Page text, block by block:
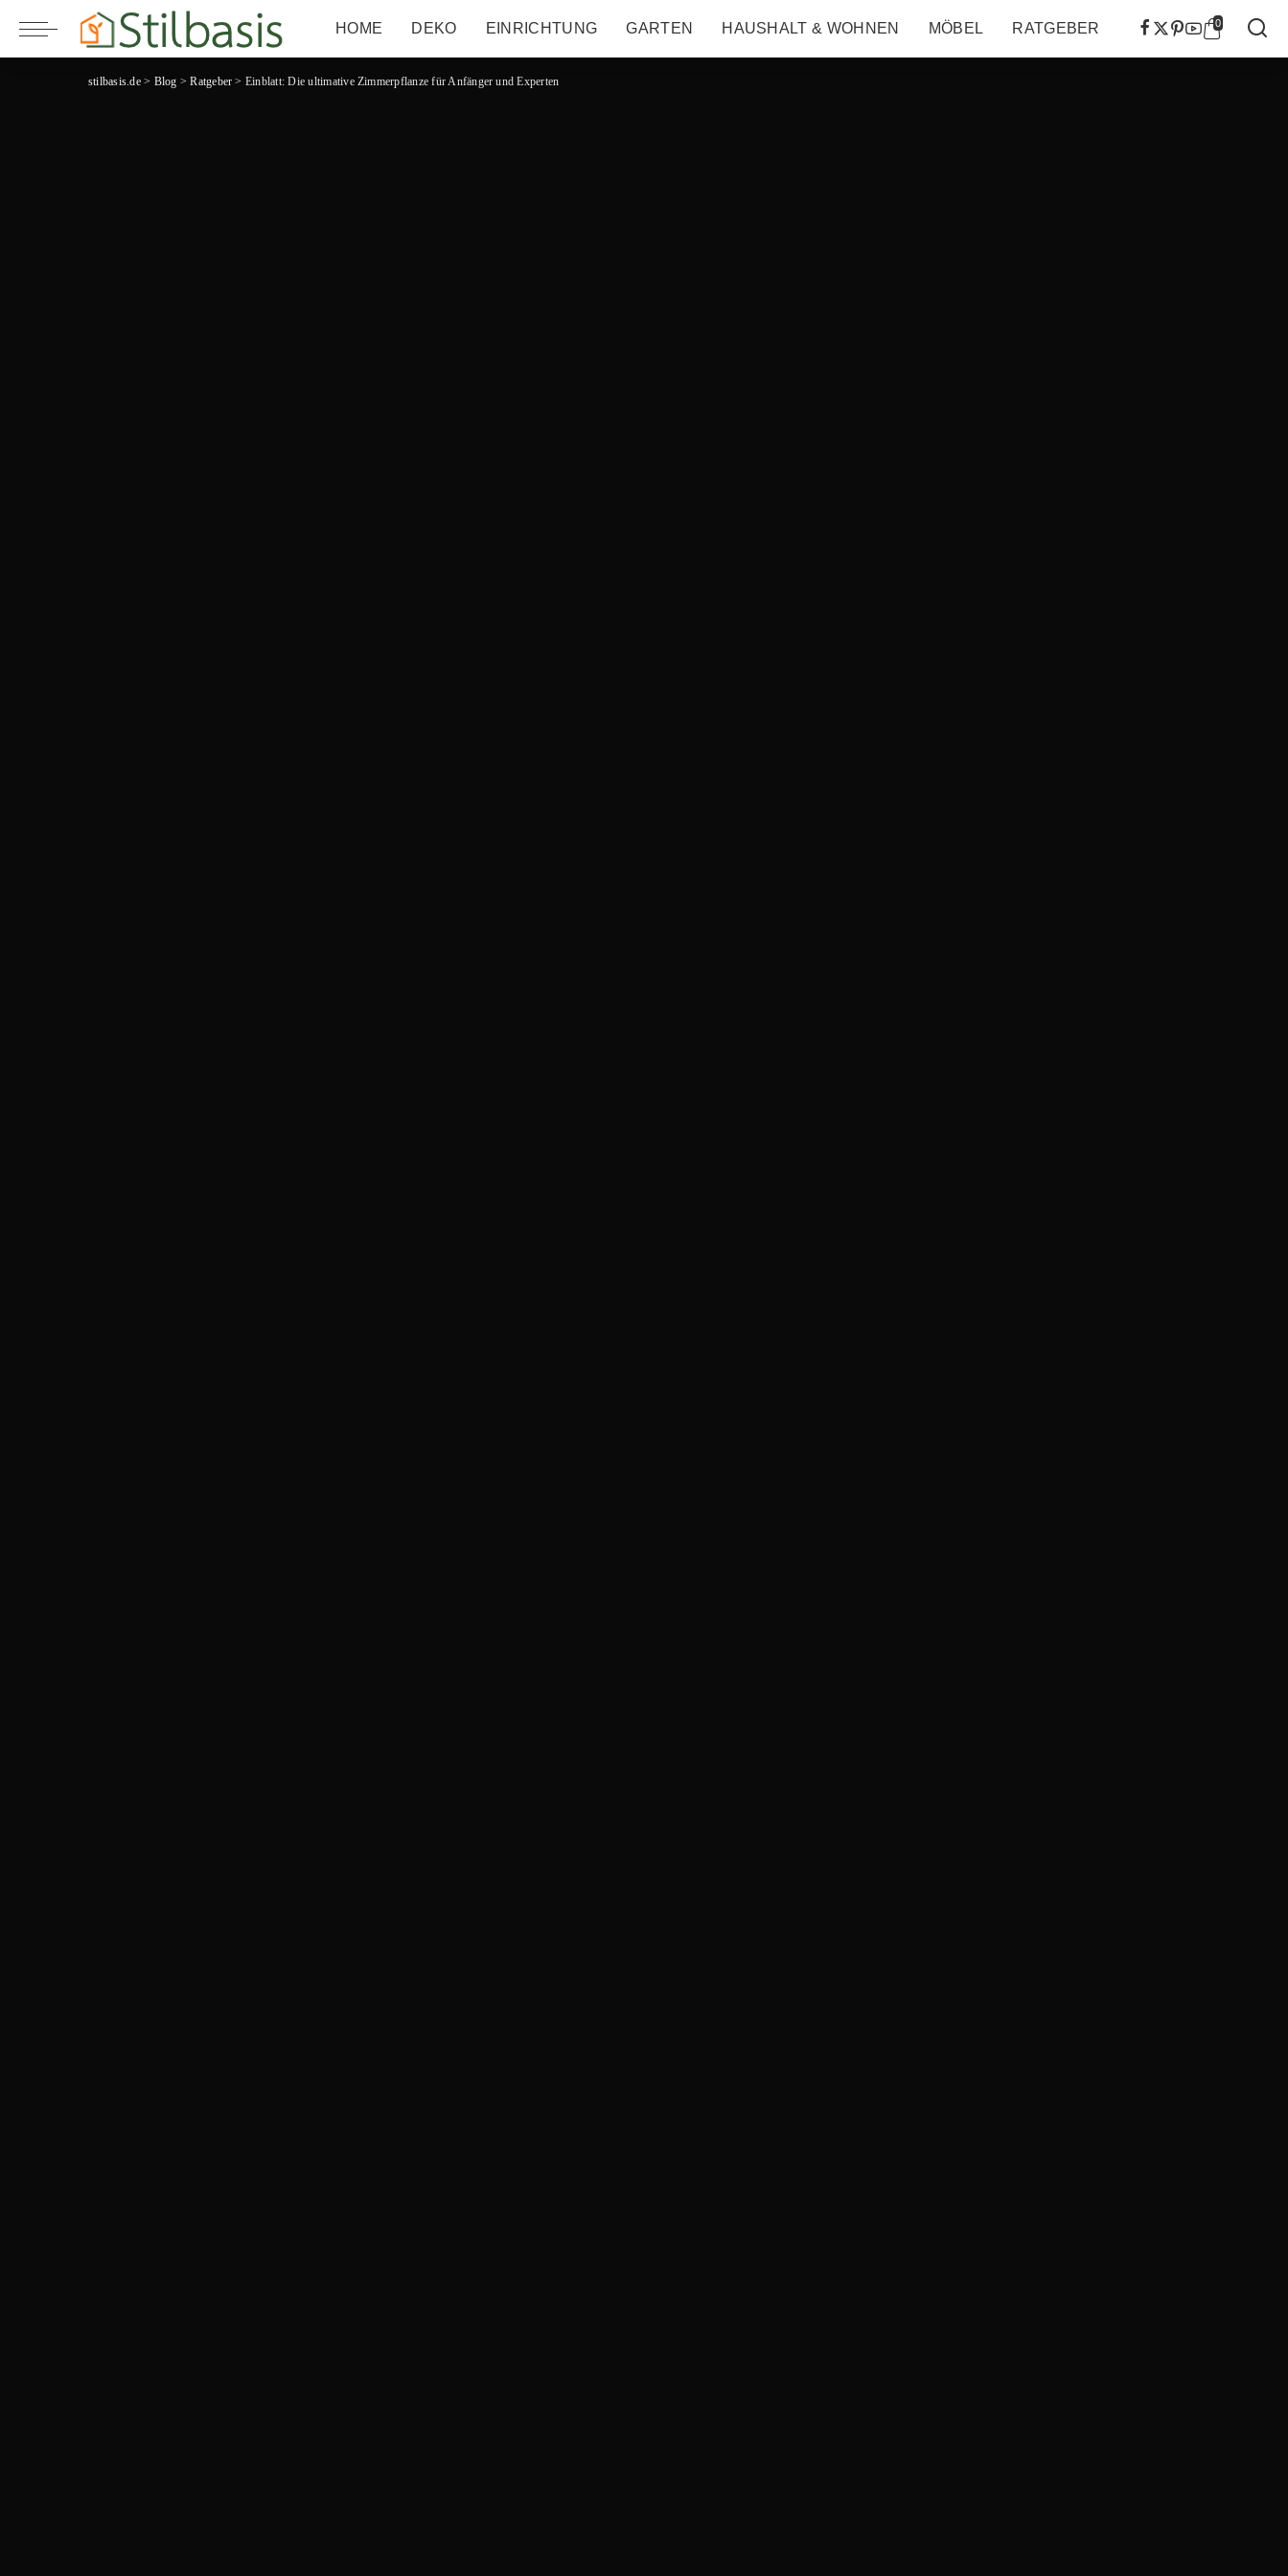
HOME DEKO EINRICHTUNG GARTEN HAUSHALT & WOHNEN MÖBEL RATGEBER 0
stilbasis.de> Blog >Ratgeber > Einblatt: Die ultimative Zimmerpflanze für Anfänger und Experten